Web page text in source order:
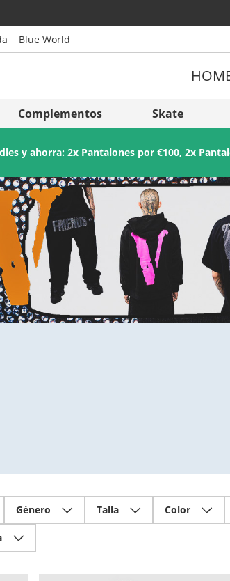
(Italiano)
(Deutsch)
Kingdom
Slovenija
België (Nederlands)
Belgique (Français)
Danmark
Norge
Blue World
Complementos Skate
y ahorra:2x Pantalones por €100,2x
Género Talla Color